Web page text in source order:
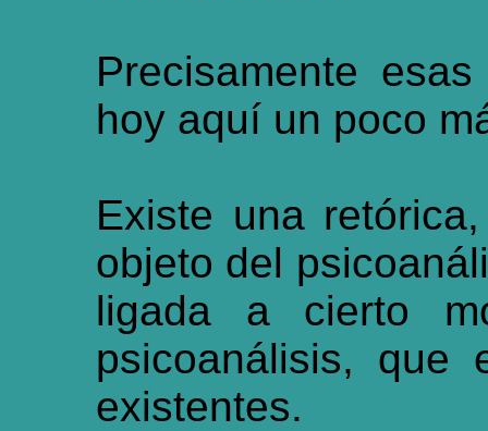
Precisamente
hoy aquí un poco
Existe una
objeto del
ligada a cierto
psicoanálisis, que
existentes.